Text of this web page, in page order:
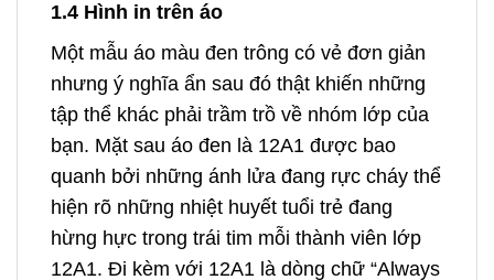
1.4 Hình in trên áo
Một mẫu áo màu đen trông có vẻ đơn giản
nhưng ý nghĩa ẩn sau đó thật khiến những
tập thể khác phải trầm trồ về nhóm lớp của
bạn. Mặt sau áo đen là 12A1 được bao
quanh bởi những ánh lửa đang rực cháy thể
hiện rõ những nhiệt huyết tuổi trẻ đang
hừng hực trong trái tim mỗi thành viên lớp
12A1. Đi kèm với 12A1 là dòng chữ “Always